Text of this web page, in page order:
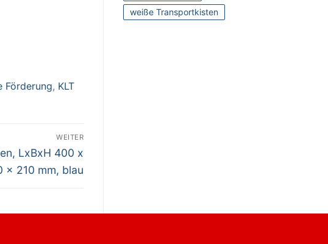
Förderung, KLT
WEITER
LxBxH 400 x
x 210 mm, blau
weiße Transportkisten